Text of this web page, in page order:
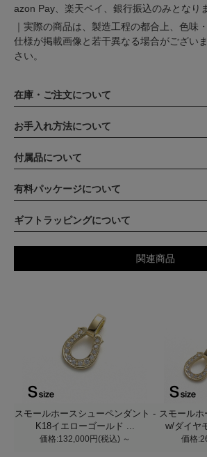
azon Pay、楽天ペイ、銀行振込のみとなり
｜実際の商品は、製造工程の都合上、色味
仕様が掲載画像と若干異なる場合がござい
さい。
在庫・ご注文について
お手入れ方法について
付属品について
有料パッケージについて
ギフトラッピングについて
関連商品
スモールホースシューペンダント -
K18イエローゴールド ...
価格:132,000円(税込) ～
スモールホ
w/ダイヤ
価格